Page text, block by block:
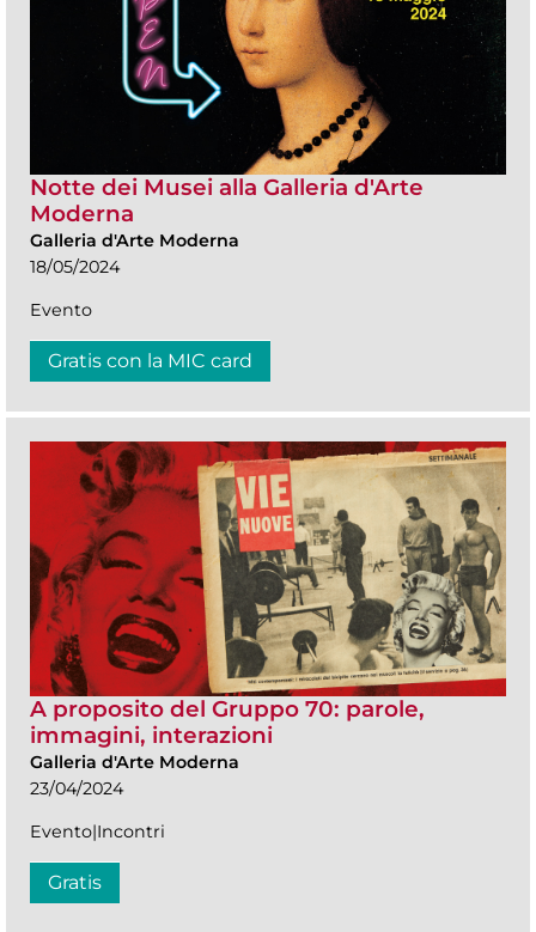
Notte dei Musei alla Galleria d'Arte
Moderna
Galleria d'Arte Moderna
18/05/2024
Evento
Gratis con la MIC card
A proposito del Gruppo 70: parole,
immagini, interazioni
Galleria d'Arte Moderna
23/04/2024
Evento|Incontri
Gratis